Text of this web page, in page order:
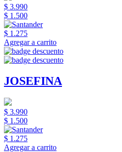
$ 3.990
$ 1.500
$ 1.275
Agregar a carrito
JOSEFINA
$ 3.990
$ 1.500
$ 1.275
Agregar a carrito